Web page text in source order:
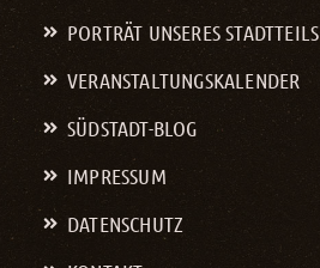
PORTRÄT UNSERES STADTTEILS
VERANSTALTUNGS­KALENDER
SÜDSTADT-BLOG
IMPRESSUM
DATENSCHUTZ